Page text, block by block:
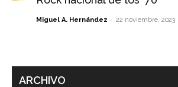
Miguel A. Hernández - 22 noviembre, 2023
ARCHIVO